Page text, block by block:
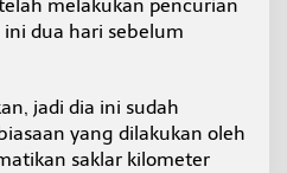
melakukan pencurian
dua hari sebelum
jadi dia ini sudah
yang dilakukan oleh
saklar kilometer